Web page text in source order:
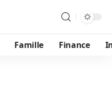
Famille Finance